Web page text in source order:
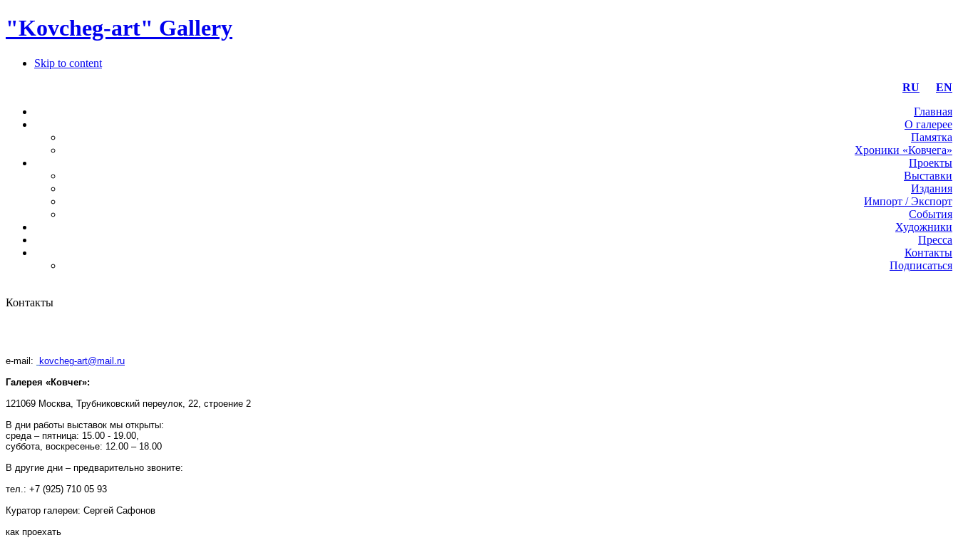
"Kovcheg-art" Gallery
Skip to content
RU
EN
Главная
О галерее
Памятка
Хроники «Ковчега»
Проекты
Выставки
Издания
Импорт / Экспорт
События
Художники
Пресса
Контакты
Подписаться
Контакты
e-mail:
kovcheg-art@mail.ru
Галерея «Ковчег»:
121069 Москва, Трубниковский переулок, 22, строение 2
В дни работы выставок мы открыты:
среда – пятница: 15.00 - 19.00,
суббота, воскресенье: 12.00 – 18.00
В другие дни – предварительно звоните:
тел.: +7 (925) 710 05 93
Куратор галереи: Сергей Сафонов
как проехать